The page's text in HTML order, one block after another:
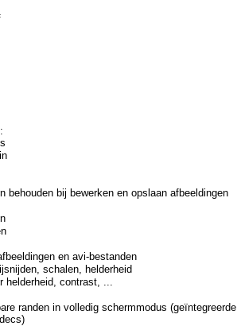
bij bewerken en opslaan afbeeldingen
en avi-bestanden
schalen, helderheid
helderheid, contrast, ...
randen in volledig schermmodus (geïntegreerde